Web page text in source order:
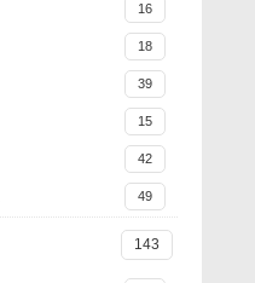
16
18
39
15
42
49
143